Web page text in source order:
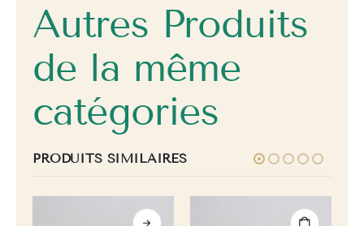
Autres Produits
de la même
catégories
PRODUITS SIMILAIRES